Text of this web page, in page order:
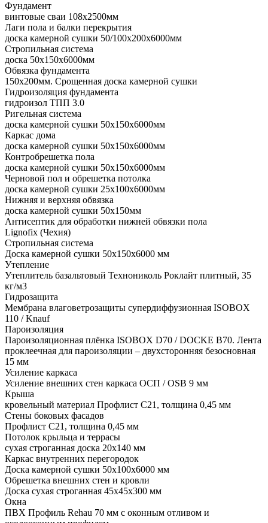
Фундамент
винтовые сваи 108x2500мм
Лаги пола и балки перекрытия
доска камерной сушки 50/100x200x6000мм
Стропильная система
доска 50x150x6000мм
Обвязка фундамента
150x200мм. Срощенная доска камерной сушки
Гидроизоляция фундамента
гидроизол ТПП 3.0
Ригельная система
доска камерной сушки 50x150x6000мм
Каркас дома
доска камерной сушки 50x150x6000мм
Контробрешетка пола
доска камерной сушки 50x150x6000мм
Черновой пол и обрешетка потолка
доска камерной сушки 25x100x6000мм
Нижняя и верхняя обвязка
доска камерной сушки 50x150мм
Антисептик для обработки нижней обвязки пола
Lignofix (Чехия)
Стропильная система
Доска камерной сушки 50х150х6000 мм
Утепление
Утеплитель базальтовый Технониколь Роклайт плитный, 35
кг/м3
Гидрозащита
Мембрана влаговетрозащиты супердиффузионная ISOBOX
110 / Knauf
Пароизоляция
Пароизоляционная плёнка ISOBOX D70 / DOCKЕ B70. Лента
проклеечная для пароизоляции – двухсторонняя безосновная
15 мм
Усиление каркаса
Усиление внешних стен каркаса ОСП / OSB 9 мм
Крыша
кровельный материал Профлист С21, толщина 0,45 мм
Стены боковых фасадов
Профлист С21, толщина 0,45 мм
Потолок крыльца и террасы
сухая строганная доска 20х140 мм
Каркас внутренних перегородок
Доска камерной сушки 50х100х6000 мм
Обрешетка внешних стен и кровли
Доска сухая строганная 45х45х300 мм
Окна
ПВХ Профиль Rehau 70 мм с оконным отливом и